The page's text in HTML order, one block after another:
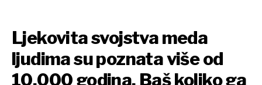
Ljekovita svojstva meda
ljudima su poznata više od
10.000 godina. Baš koliko ga